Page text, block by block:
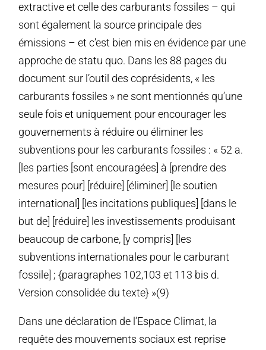
extractive et celle des carburants fossiles – qui
sont également la source principale des
émissions – et c’est bien mis en évidence par une
approche de statu quo. Dans les 88 pages du
document sur l’outil des coprésidents, « les
carburants fossiles » ne sont mentionnés qu’une
seule fois et uniquement pour encourager les
gouvernements à réduire ou éliminer les
subventions pour les carburants fossiles : « 52 a.
[les parties [sont encouragées] à [prendre des
mesures pour] [réduire] [éliminer] [le soutien
international] [les incitations publiques] [dans le
but de] [réduire] les investissements produisant
beaucoup de carbone, [y compris] [les
subventions internationales pour le carburant
fossile] ; {paragraphes 102,103 et 113 bis d.
Version consolidée du texte} »(9)
Dans une déclaration de l’Espace Climat, la
requête des mouvements sociaux est reprise